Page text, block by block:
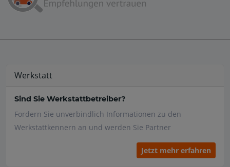
Werkstatt
Sind Sie Werkstattbetreiber?
Fordern Sie unverbindlich Informationen zu den
Werkstattkennern an und werden Sie Partner
Jetzt mehr erfahren